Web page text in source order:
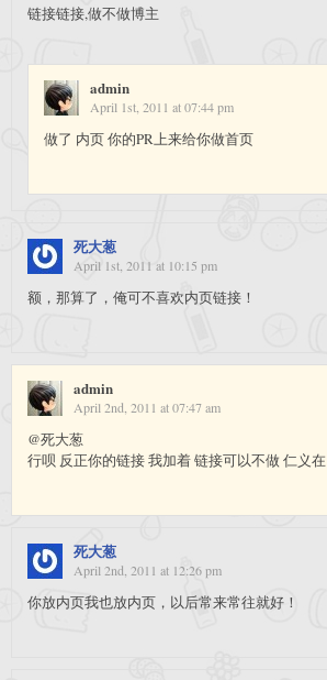
链接链接,做不做博主
admin
April 1st, 2011 at 07:44 pm
做了 内页 你的PR上来给你做首页
死大葱
April 1st, 2011 at 10:15 pm
额，那算了，俺可不喜欢内页链接！
admin
April 2nd, 2011 at 07:47 am
@死大葱
行呗 反正你的链接 我加着 链接可以不做 仁义在
死大葱
April 2nd, 2011 at 12:26 pm
你放内页我也放内页，以后常来常往就好！